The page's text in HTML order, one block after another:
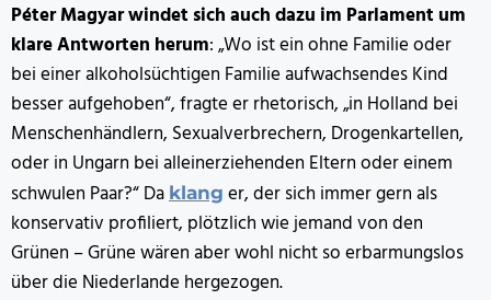
Péter Magyar windet sich auch dazu im Parlament um
klare Antworten herum: „Wo ist ein ohne Familie oder
bei einer alkoholsüchtigen Familie aufwachsendes Kind
besser aufgehoben“, fragte er rhetorisch, „in Holland bei
Menschenhändlern, Sexualverbrechern, Drogenkartellen,
oder in Ungarn bei alleinerziehenden Eltern oder einem
schwulen Paar?“ Da klang er, der sich immer gern als
konservativ profiliert, plötzlich wie jemand von den
Grünen – Grüne wären aber wohl nicht so erbarmungslos
über die Niederlande hergezogen.